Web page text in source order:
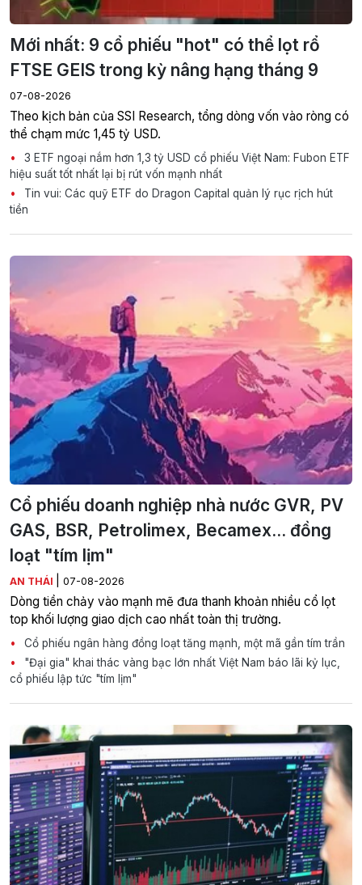
Mới nhất: 9 cổ phiếu "hot" có thể lọt rổ
FTSE GEIS trong kỳ nâng hạng tháng 9
07-08-2026
Theo kịch bản của SSI Research, tổng dòng vốn vào ròng có
thể chạm mức 1,45 tỷ USD.
3 ETF ngoại nắm hơn 1,3 tỷ USD cổ phiếu Việt Nam: Fubon ETF
hiệu suất tốt nhất lại bị rút vốn mạnh nhất
Tin vui: Các quỹ ETF do Dragon Capital quản lý rục rịch hút
tiền
Cổ phiếu doanh nghiệp nhà nước GVR, PV
GAS, BSR, Petrolimex, Becamex... đồng
loạt "tím lịm"
AN THÁI 07-08-2026
Dòng tiền chảy vào mạnh mẽ đưa thanh khoản nhiều cổ lọt
top khối lượng giao dịch cao nhất toàn thị trường.
Cổ phiếu ngân hàng đồng loạt tăng mạnh, một mã gần tím trần
"Đại gia" khai thác vàng bạc lớn nhất Việt Nam báo lãi kỷ lục,
cổ phiếu lập tức "tím lịm"